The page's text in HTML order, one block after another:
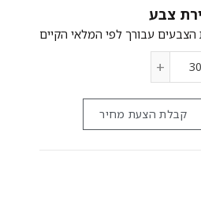
צבע
קבלת הצעת מחיר